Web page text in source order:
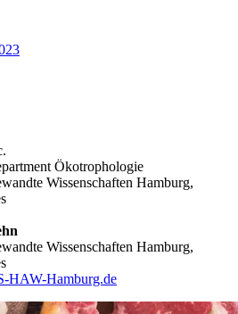
Ökotrophologie
Wissenschaften Hamburg,
Wissenschaften Hamburg,
HAW-Hamburg.de